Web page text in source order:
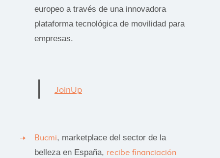
europeo a través de una innovadora
plataforma tecnológica de movilidad para
empresas.
JoinUp
Bucmi, marketplace del sector de la
belleza en España, recibe financiación